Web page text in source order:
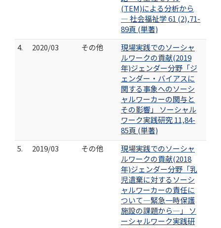
(TEM)による分析から
― 社会福祉学 61 (2),71-
89頁 (単著)
4.
2020/03 その他
現場実践でのソーシャ
ルワークの貢献(2019
年)ジェンダー分野「ジ
ェンダー・バイアスに
関する事象へのソーシ
ャルワーカーの関与と
その影響」 ソーシャル
ワーク実践研究 11,84-
85頁 (単著)
5.
2019/03 その他
現場実践でのソーシャ
ルワークの貢献(2018
年)ジェンダー分野「乳
児遺棄に対するソーシ
ャルワーカーの責任に
ついて―緊急一時保護
施設の課題から―」 ソ
ーシャルワーク実践研